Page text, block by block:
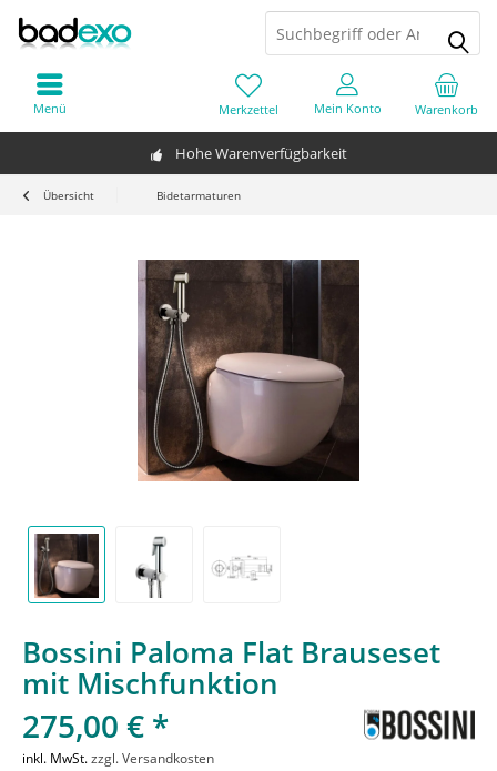
Hohe Warenverfügbarkeit
Warenkorb
Merkzettel Mein Konto
Menü
Übersicht Bidetarmaturen
Bossini Paloma Flat Brauseset
mit Mischfunktion
275,00 € *
inkl. MwSt.zzgl. Versandkosten